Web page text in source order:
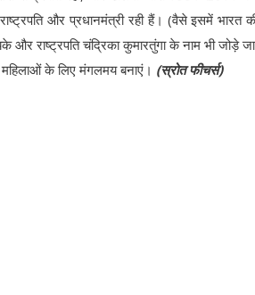
और प्रधानमंत्री रही हैं। (वैसे इसमें भारत
और राष्ट्रपति चंद्रिका कुमारतुंगा के नाम भी जोड़े
महिलाओं के लिए मंगलमय बनाएं। (स्रोत फीचर्स)